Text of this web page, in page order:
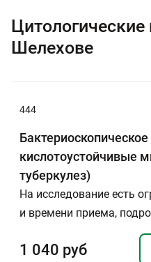
Шелехове
444
кислотоустойчивые
туберкулез)
На исследование есть
и времени приема,
1 040 руб